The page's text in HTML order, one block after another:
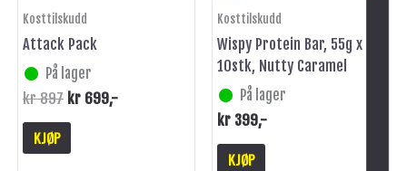
Kosttilskudd
Attack Pack
På lager
kr897 kr 699,-
KJØP
Kosttilskudd
Wispy Protein Bar, 55g x
10stk, Nutty Caramel
På lager
kr 399,-
KJØP